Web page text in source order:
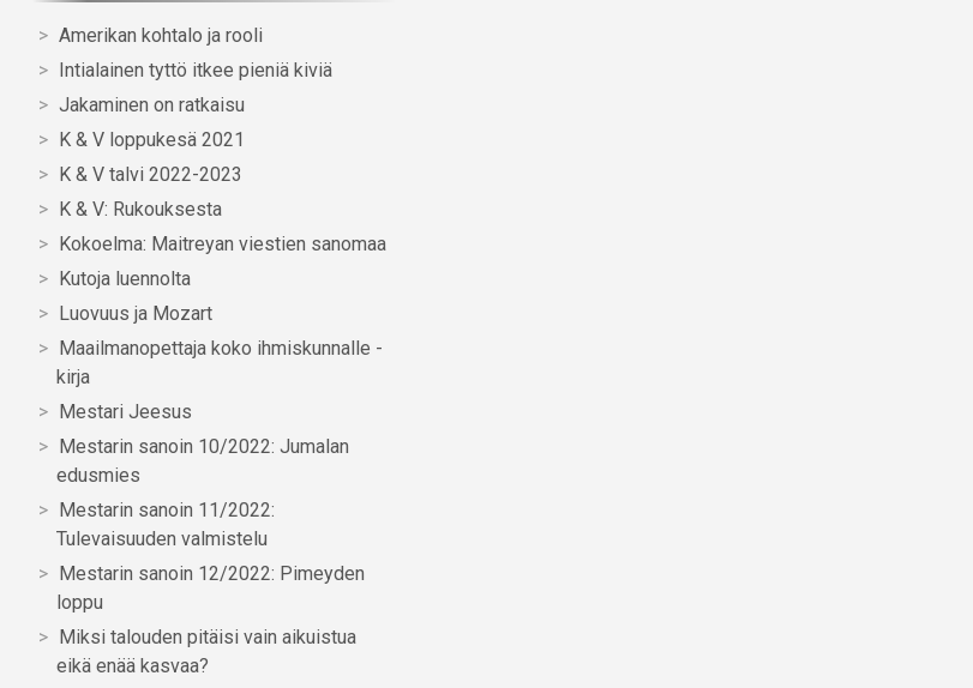
Amerikan kohtalo ja rooli
Intialainen tyttö itkee pieniä kiviä
Jakaminen on ratkaisu
K & V loppukesä 2021
K & V talvi 2022-2023
K & V: Rukouksesta
Kokoelma: Maitreyan viestien sanomaa
Kutoja luennolta
Luovuus ja Mozart
Maailmanopettaja koko ihmiskunnalle -
kirja
Mestari Jeesus
Mestarin sanoin 10/2022: Jumalan
edusmies
Mestarin sanoin 11/2022:
Tulevaisuuden valmistelu
Mestarin sanoin 12/2022: Pimeyden
loppu
Miksi talouden pitäisi vain aikuistua
eikä enää kasvaa?